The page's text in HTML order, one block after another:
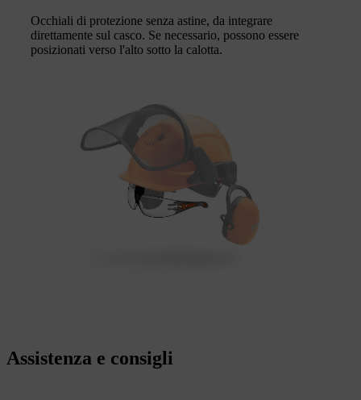
Occhiali di protezione senza astine, da integrare
direttamente sul casco. Se necessario, possono essere
posizionati verso l'alto sotto la calotta.
Assistenza e consigli